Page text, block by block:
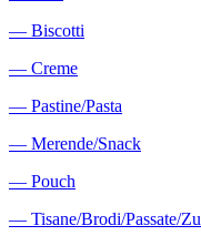
― Biscotti
― Creme
― Pastine/Pasta
― Merende/Snack
― Pouch
― Tisane/Brodi/Passate/